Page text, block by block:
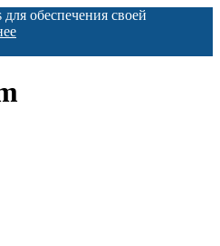
обеспечения своей